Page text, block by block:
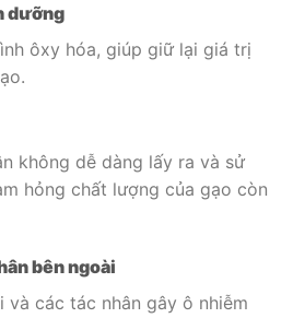
dưỡng
ôxy hóa, giúp giữ lại giá trị
không dễ dàng lấy ra và sử
hỏng chất lượng của gạo còn
bên ngoài
và các tác nhân gây ô nhiễm